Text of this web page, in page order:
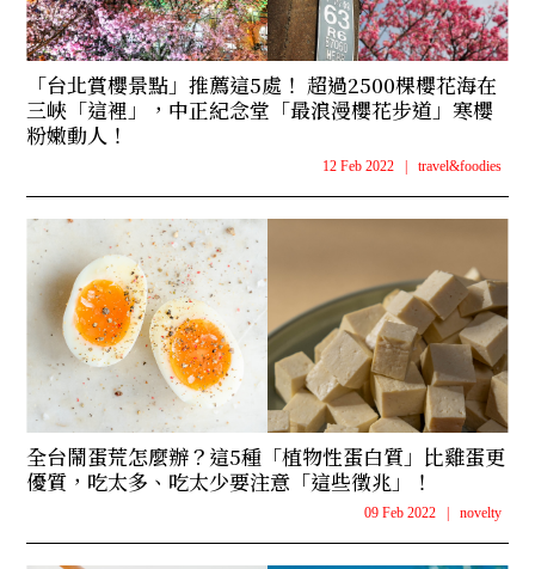
「台北賞櫻景點」推薦這5處！ 超過2500棵櫻花海在
三峽「這裡」，中正紀念堂「最浪漫櫻花步道」寒櫻
粉嫩動人！
12 Feb 2022 | travel&foodies
全台鬧蛋荒怎麼辦？這5種「植物性蛋白質」比雞蛋更
優質，吃太多、吃太少要注意「這些徵兆」！
09 Feb 2022 | novelty